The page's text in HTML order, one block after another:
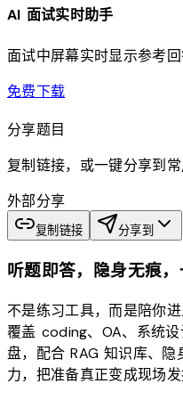
AI 面试实时助手
面试中屏幕实时显示参考回
免费下载download
分享题目
复制链接，或一键分享到
外部分享
复制链接 分享到
听题即答，隐身无痕
不是练习工具，而是陪你
覆盖 coding、OA、系统
盘，配合 RAG 知识库、
力，把准备真正变成现场发